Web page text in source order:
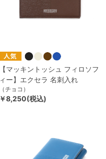
【マッキントッシュ フィロソフ
ィー】エクセラ 名刺入れ
（チョコ）
￥8,250(税込)